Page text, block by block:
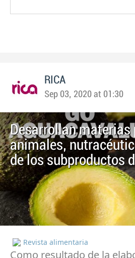
RICA
Sep 03, 2020 at 01:30
Desarrollan
animales,
de los subproductos
Revista alimentaria
Como resultado de la